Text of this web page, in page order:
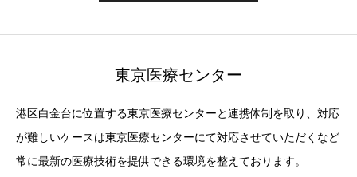
東京医療センター
港区白金台に位置する東京医療センターと連携体制を取り、対応
が難しいケースは東京医療センターにて対応させていただくなど
常に最新の医療技術を提供できる環境を整えております。